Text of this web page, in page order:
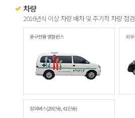
차량
2016년식 이상 차량 배차 및 주기적 차량 점검